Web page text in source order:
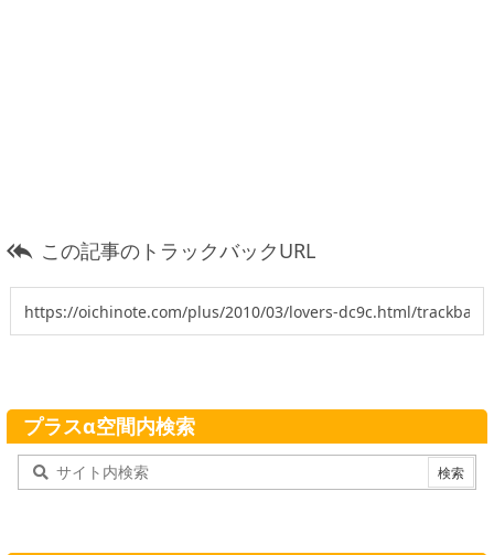
 この記事のトラックバックURL
プラスα空間内検索